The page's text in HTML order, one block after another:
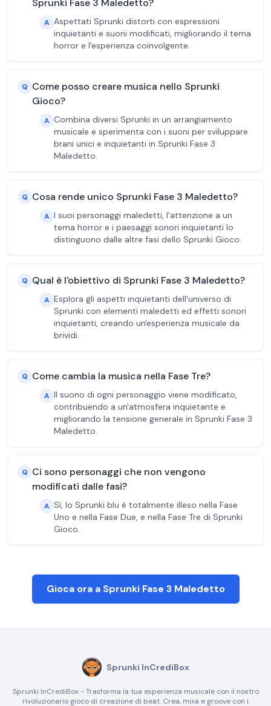
Sprunki Fase 3 Maledetto?
A Aspettati Sprunki distorti con espressioni
inquietanti e suoni modificati, migliorando il tema
horror e l'esperienza coinvolgente.
Q Come posso creare musica nello Sprunki
Gioco?
A Combina diversi Sprunki in un arrangiamento
musicale e sperimenta con i suoni per sviluppare
brani unici e inquietanti in Sprunki Fase 3
Maledetto.
Q Cosa rende unico Sprunki Fase 3 Maledetto?
A I suoi personaggi maledetti, l'attenzione a un
tema horror e i paesaggi sonori inquietanti lo
distinguono dalle altre fasi dello Sprunki Gioco.
Q Qual è l'obiettivo di Sprunki Fase 3 Maledetto?
A Esplora gli aspetti inquietanti dell'universo di
Sprunki con elementi maledetti ed effetti sonori
inquietanti, creando un'esperienza musicale da
brividi.
Q Come cambia la musica nella Fase Tre?
A Il suono di ogni personaggio viene modificato,
contribuendo a un'atmosfera inquietante e
migliorando la tensione generale in Sprunki Fase 3
Maledetto.
Q Ci sono personaggi che non vengono
modificati dalle fasi?
A Sì, lo Sprunki blu è totalmente illeso nella Fase
Uno e nella Fase Due, e nella Fase Tre di Sprunki
Gioco.
Gioca ora a Sprunki Fase 3 Maledetto
Sprunki InCrediBox
Sprunki InCrediBox - Trasforma la tua esperienza musicale con il nostro
rivoluzionario gioco di creazione di beat. Crea, mixa e groove con i